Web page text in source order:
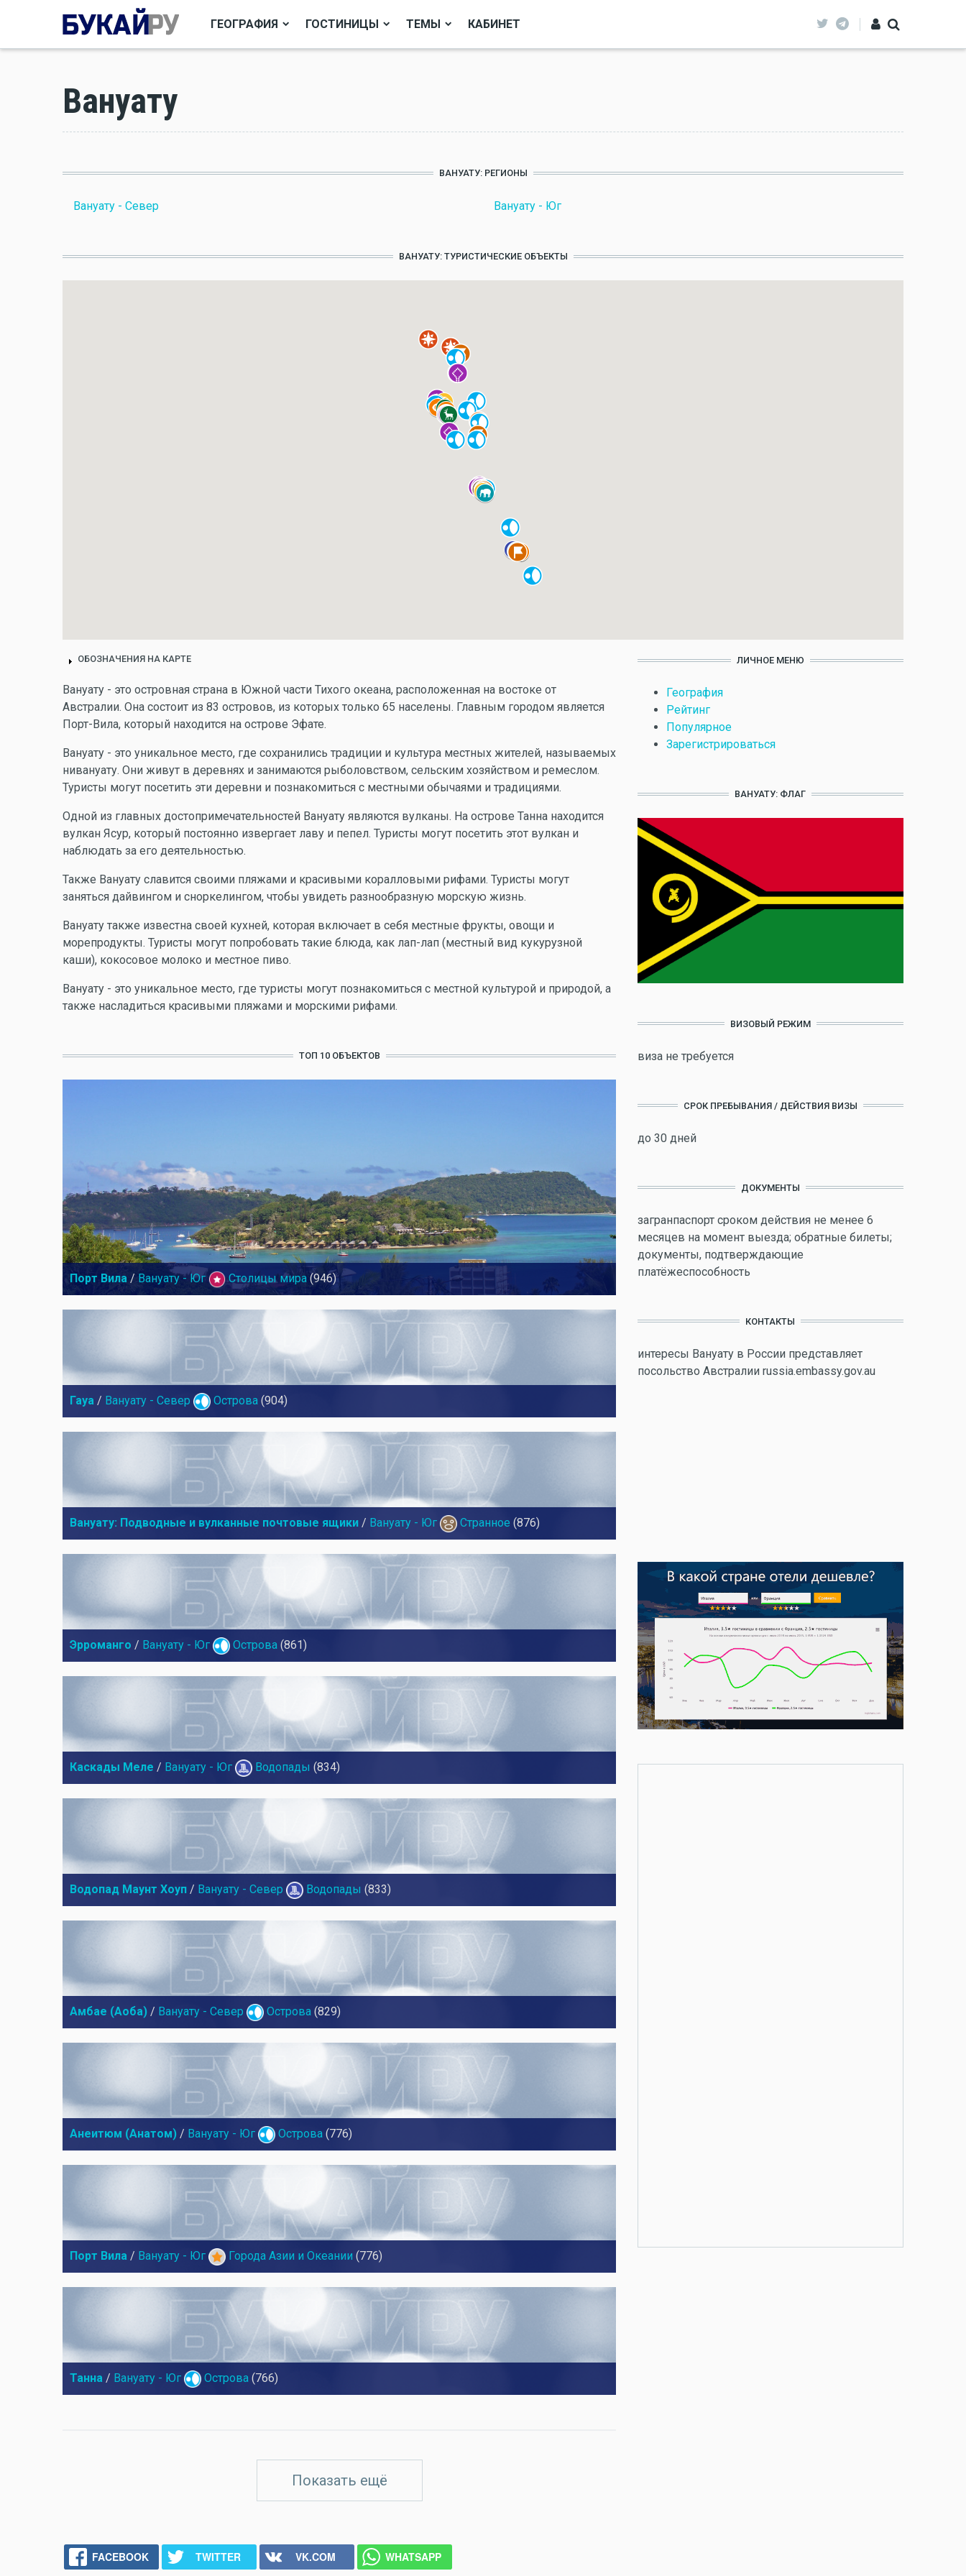
ГЕОГРАФИЯ ГОСТИНИЦЫ ТЕМЫ КАБИНЕТ
Вануату
ВАНУАТУ: РЕГИОНЫ
Вануату - Север Вануату - Юг
ВАНУАТУ: ТУРИСТИЧЕСКИЕ ОБЪЕКТЫ
ОБОЗНАЧЕНИЯ НА КАРТЕ
Вануату - это островная страна в Южной части Тихого океана, расположенная на востоке от
Австралии. Она состоит из 83 островов, из которых только 65 населены. Главным городом является
Порт-Вила, который находится на острове Эфате.
Вануату - это уникальное место, где сохранились традиции и культура местных жителей, называемых
нивануату. Они живут в деревнях и занимаются рыболовством, сельским хозяйством и ремеслом.
Туристы могут посетить эти деревни и познакомиться с местными обычаями и традициями.
Одной из главных достопримечательностей Вануату являются вулканы. На острове Танна находится
вулкан Ясур, который постоянно извергает лаву и пепел. Туристы могут посетить этот вулкан и
наблюдать за его деятельностью.
Также Вануату славится своими пляжами и красивыми коралловыми рифами. Туристы могут
заняться дайвингом и сноркелингом, чтобы увидеть разнообразную морскую жизнь.
Вануату также известна своей кухней, которая включает в себя местные фрукты, овощи и
морепродукты. Туристы могут попробовать такие блюда, как лап-лап (местный вид кукурузной
каши), кокосовое молоко и местное пиво.
Вануату - это уникальное место, где туристы могут познакомиться с местной культурой и природой, а
также насладиться красивыми пляжами и морскими рифами.
ТОП 10 ОБЪЕКТОВ
Порт Вила / Вануату - Юг Столицы мира (946)
Гауа / Вануату - Север Острова (904)
Вануату: Подводные и вулканные почтовые ящики / Вануату - Юг Странное (876)
Эрроманго / Вануату - Юг Острова (861)
Каскады Меле / Вануату - Юг Водопады (834)
Водопад Маунт Хоуп / Вануату - Север Водопады (833)
Амбае (Аоба) / Вануату - Север Острова (829)
Анеитюм (Анатом) / Вануату - Юг Острова (776)
Порт Вила / Вануату - Юг Города Азии и Океании (776)
Танна / Вануату - Юг Острова (766)
Показать ещё
FACEBOOK TWITTER VK.COM WHATSAPP
ЛИЧНОЕ МЕНЮ
География
Рейтинг
Популярное
Зарегистрироваться
ВАНУАТУ: ФЛАГ
ВИЗОВЫЙ РЕЖИМ
виза не требуется
СРОК ПРЕБЫВАНИЯ / ДЕЙСТВИЯ ВИЗЫ
до 30 дней
ДОКУМЕНТЫ
загранпаспорт сроком действия не менее 6
месяцев на момент выезда; обратные билеты;
документы, подтверждающие
платёжеспособность
КОНТАКТЫ
интересы Вануату в России представляет
посольство Австралии russia.embassy.gov.au